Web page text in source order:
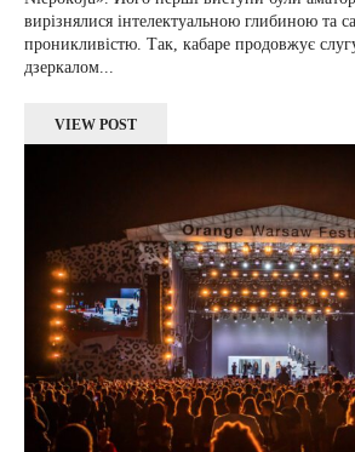
вирізнялися інтелектуальною глибиною та
проникливістю. Так, кабаре продовжує
дзеркалом...
VIEW POST